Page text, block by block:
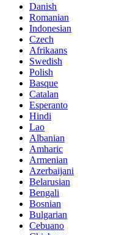
Danish
Romanian
Indonesian
Czech
Afrikaans
Swedish
Polish
Basque
Catalan
Esperanto
Hindi
Lao
Albanian
Amharic
Armenian
Azerbaijani
Belarusian
Bengali
Bosnian
Bulgarian
Cebuano